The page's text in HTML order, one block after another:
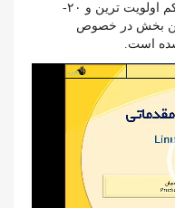
بین بازه ۱۹+ تا ۲۰- تنظیم کرد. ۱۹+ کم اولویت ترین و ۲۰-
بخش در خصوص
شده است.